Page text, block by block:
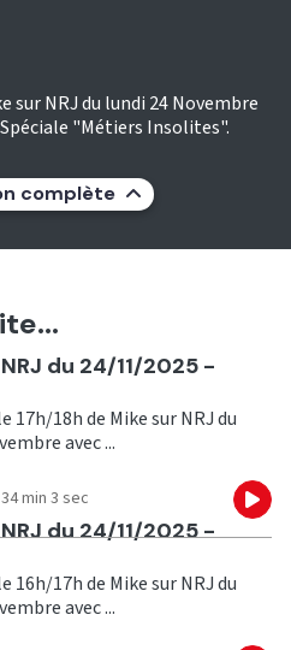
sur NRJ du lundi 24 Novembre
"Métiers Insolites".
complète
du 24/11/2025 -
17h/18h de Mike sur NRJ du
avec ...
34 min 3 sec
du 24/11/2025 -
16h/17h de Mike sur NRJ du
avec ...